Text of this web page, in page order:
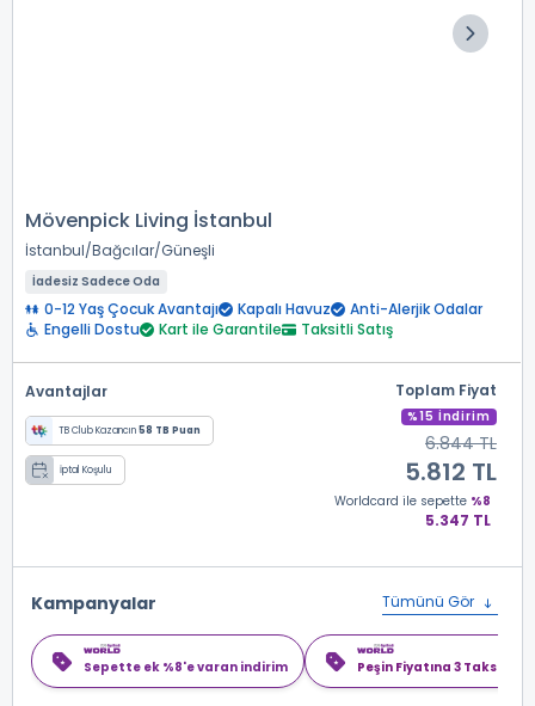
Mövenpick Living İstanbul
İstanbul Bağcılar Güneşli
İadesiz Sadece Oda
0-12 Yaş Çocuk Avantajı Kapalı Havuz
Anti-Alerjik Odalar
Engelli Dostu
Kart ile Garantile Taksitli Satış
Avantajlar
TB Club Kazancın58 TB Puan
İptal Koşulu
Toplam Fiyat
%15 İndirim
6.844 TL
5.812 TL
Worldcard ile sepette %8
5.347 TL
Kampanyalar Tümünü Gör
Sepette ek %8'e varan indirim Peşin Fiyatına 3 Taksit